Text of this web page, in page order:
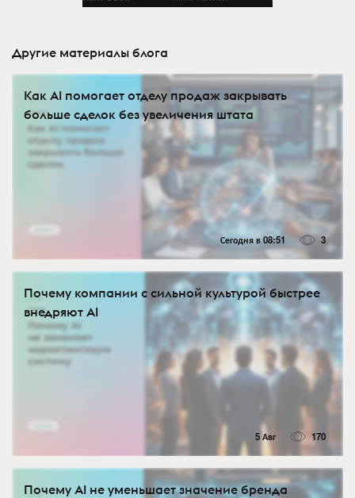
Другие материалы блога
Как AI помогает отделу продаж закрывать
больше сделок без увеличения штата
Сегодня в 08:51 3
Почему компании с сильной культурой быстрее
внедряют AI
5 Авг 170
Почему AI не уменьшает значение бренда